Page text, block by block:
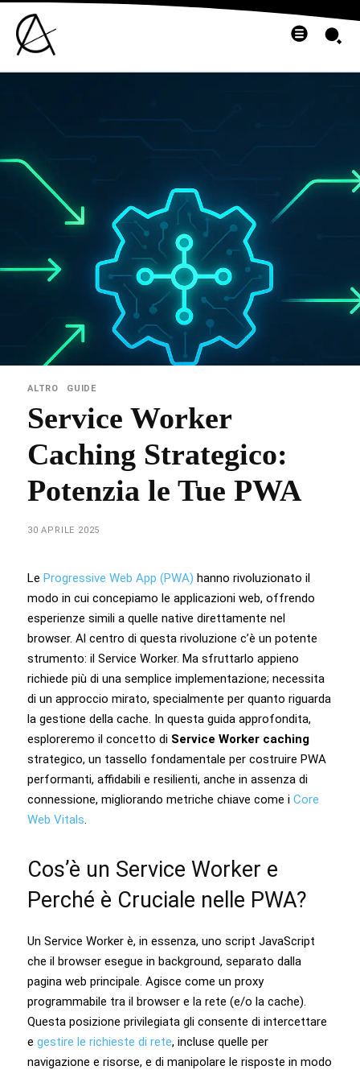
ALTRO GUIDE
Service Worker
Caching Strategico:
Potenzia le Tue PWA
30 APRILE 2025
Le Progressive Web App (PWA) hanno rivoluzionato il
modo in cui concepiamo le applicazioni web, offrendo
esperienze simili a quelle native direttamente nel
browser. Al centro di questa rivoluzione c’è un potente
strumento: il Service Worker. Ma sfruttarlo appieno
richiede più di una semplice implementazione; necessita
di un approccio mirato, specialmente per quanto riguarda
la gestione della cache. In questa guida approfondita,
esploreremo il concetto di Service Worker caching
strategico, un tassello fondamentale per costruire PWA
performanti, affidabili e resilienti, anche in assenza di
connessione, migliorando metriche chiave come i Core
Web Vitals
Cos’è un Service Worker e
Perché è Cruciale nelle PWA?
Un Service Worker è, in essenza, uno script JavaScript
che il browser esegue in background, separato dalla
pagina web principale. Agisce come un proxy
programmabile tra il browser e la rete (e/o la cache).
Questa posizione privilegiata gli consente di intercettare
e gestire le richieste di rete, incluse quelle per
navigazione e risorse, e di manipolare le risposte in modo